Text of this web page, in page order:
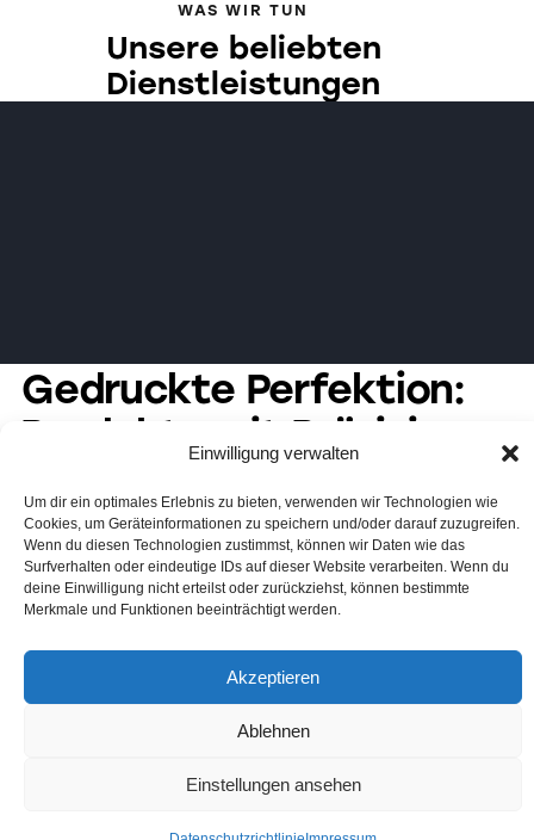
Einwilligung verwalten
Um dir ein optimales Erlebnis zu bieten, verwenden wir Technologien wie
Cookies, um Geräteinformationen zu speichern und/oder darauf zuzugreifen.
Wenn du diesen Technologien zustimmst, können wir Daten wie das
Surfverhalten oder eindeutige IDs auf dieser Website verarbeiten. Wenn du
deine Einwilligung nicht erteilst oder zurückziehst, können bestimmte
Merkmale und Funktionen beeinträchtigt werden.
Akzeptieren
Ablehnen
Einstellungen ansehen
WAS WIR TUN
Unsere beliebten
Dienstleistungen
Gedruckte Perfektion:
Produkte mit Präzision